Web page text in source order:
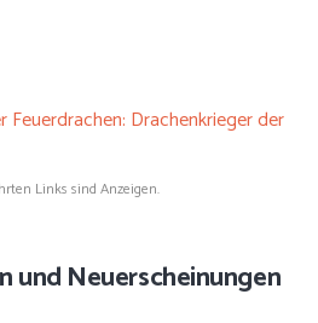
Drachenkrieger der
Links sind Anzeigen.
und Neuerscheinungen